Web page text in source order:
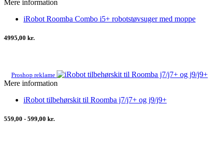
Mere information
iRobot Roomba Combo i5+ robotstøvsuger med moppe
4995,00 kr.
Proshop reklame
Mere information
iRobot tilbehørskit til Roomba j7/j7+ og j9/j9+
559,00 - 599,00 kr.